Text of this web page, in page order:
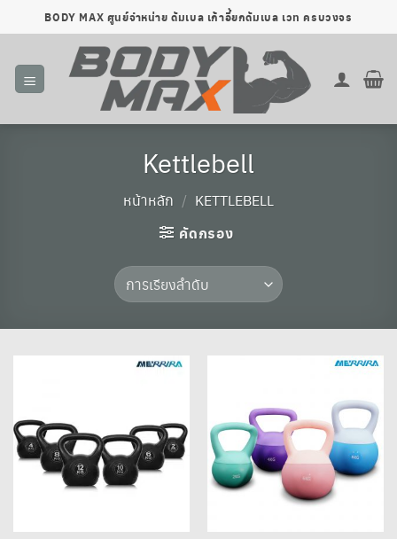
ไป
เนื้อหา
BODY MAX ศูนย์จำหน่าย ดัมเบล เก้าอี้ยกดัมเบล เวท ครบวงจร
Kettlebell
หน้าหลัก / KETTLEBELL
คัดกรอง